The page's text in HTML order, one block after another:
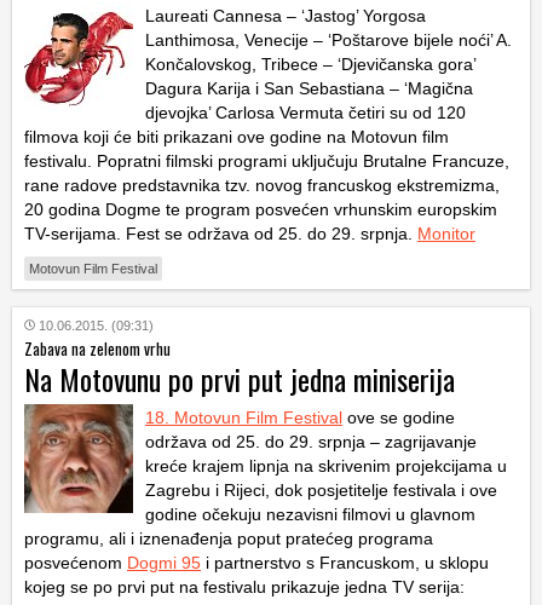
Laureati Cannesa – ‘Jastog’ Yorgosa
Lanthimosa, Venecije – ‘Poštarove bijele noći’ A.
Končalovskog, Tribece – ‘Djevičanska gora’
Dagura Karija i San Sebastiana – ‘Magična
djevojka’ Carlosa Vermuta četiri su od 120
filmova koji će biti prikazani ove godine na Motovun film
festivalu. Popratni filmski programi uključuju Brutalne Francuze,
rane radove predstavnika tzv. novog francuskog ekstremizma,
20 godina Dogme te program posvećen vrhunskim europskim
TV-serijama. Fest se održava od 25. do 29. srpnja. Monitor
Motovun Film Festival
10.06.2015. (09:31)
Zabava na zelenom vrhu
Na Motovunu po prvi put jedna miniserija
18. Motovun Film Festival ove se godine
održava od 25. do 29. srpnja – zagrijavanje
kreće krajem lipnja na skrivenim projekcijama u
Zagrebu i Rijeci, dok posjetitelje festivala i ove
godine očekuju nezavisni filmovi u glavnom
programu, ali i iznenađenja poput pratećeg programa
posvećenom Dogmi 95 i partnerstvo s Francuskom, u sklopu
kojeg se po prvi put na festivalu prikazuje jedna TV serija: